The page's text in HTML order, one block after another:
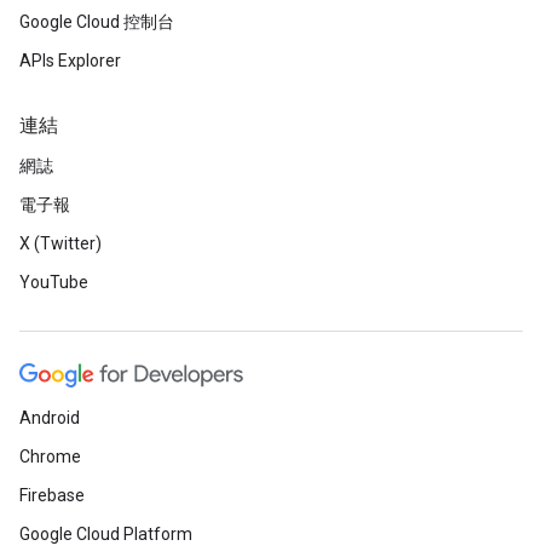
Google Cloud 控制台
APIs Explorer
連結
網誌
電子報
X (Twitter)
YouTube
Android
Chrome
Firebase
Google Cloud Platform